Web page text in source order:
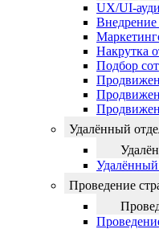
UX/UI-
Накрутка
Подбор
Удалённый
Удалённый
Проведение